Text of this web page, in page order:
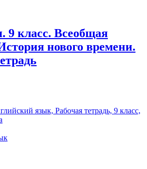
9 класс. Всеобщая
нового времени.